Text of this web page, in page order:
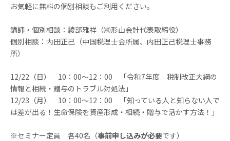
お気軽に無料の個別相談もご利用ください。
講師・個別相談：綾部雅祥（㈱形山会計代表取締役）
個別相談：内田正己（中国税理士会所属、内田正己税理士事務
所）
12/22（日） 10：00～12：00 「令和7年度 税制改正大綱の
情報と相続・贈与のトラブル対処法」
12/23（月） 10：00～12：00 「知っている人と知らない人で
は差が出る！生命保険を資産形成・相続・贈与で活かす方法！」
※セミナー定員 各40名（事前申し込みが必要です）